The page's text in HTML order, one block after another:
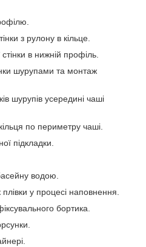
з рулону в кільце.
в нижній профіль.
шурупами та монтаж
шурупів усередині чаші
по периметру чаші.
підкладки.
водою.
у процесі наповнення.
бортика.